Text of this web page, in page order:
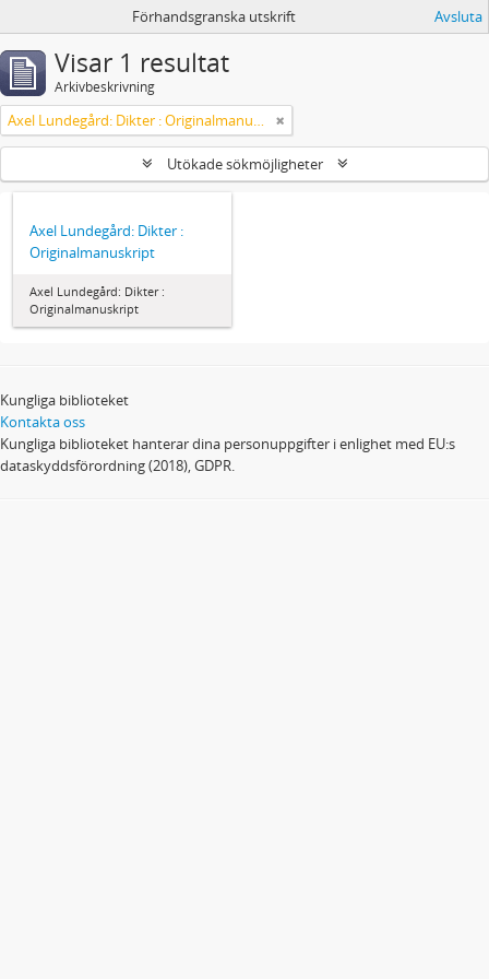
Förhandsgranska utskrift Avsluta
Visar 1 resultat
Arkivbeskrivning
Axel Lundegård: Dikter : Originalmanuskript
Utökade sökmöjligheter
Axel Lundegård: Dikter :
Originalmanuskript
Axel Lundegård: Dikter :
Originalmanuskript
Kungliga biblioteket
Kontakta oss
Kungliga biblioteket hanterar dina personuppgifter i enlighet med EU:s
dataskyddsförordning (2018), GDPR.